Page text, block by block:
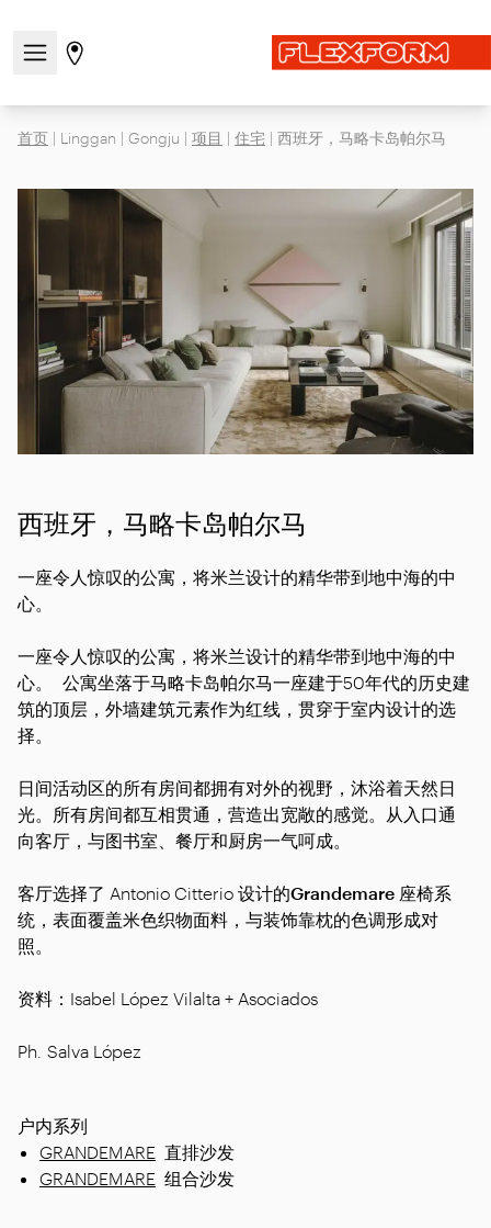
打开/关闭导航菜单
前往商店页面
首页 | Linggan | Gongju | 项目 | 住宅 | 西班牙，马略卡岛帕尔马
西班牙，马略卡岛帕尔马
一座令人惊叹的公寓，将米兰设计的精华带到地中海的中
心。
一座令人惊叹的公寓，将米兰设计的精华带到地中海的中
心。 公寓坐落于马略卡岛帕尔马一座建于50年代的历史建
筑的顶层，外墙建筑元素作为红线，贯穿于室内设计的选
择。
日间活动区的所有房间都拥有对外的视野，沐浴着天然日
光。所有房间都互相贯通，营造出宽敞的感觉。从入口通
向客厅，与图书室、餐厅和厨房一气呵成。
客厅选择了 Antonio Citterio 设计的Grandemare 座椅系
统 ，表面覆盖米色织物面料，与装饰靠枕的色调形成对
照。
资料：Isabel López Vilalta + Asociados
Ph. Salva López
户内系列
GRANDEMARE 直排沙发
GRANDEMARE 组合沙发